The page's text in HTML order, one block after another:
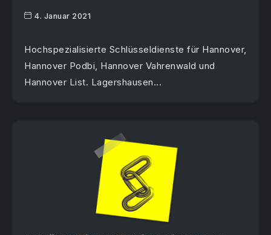
4. Januar 2021
Hochspezialisierte Schlüsseldienste für Hannover,
Hannover Podbi, Hannover Vahrenwald und
Hannover List. Lagershausen...